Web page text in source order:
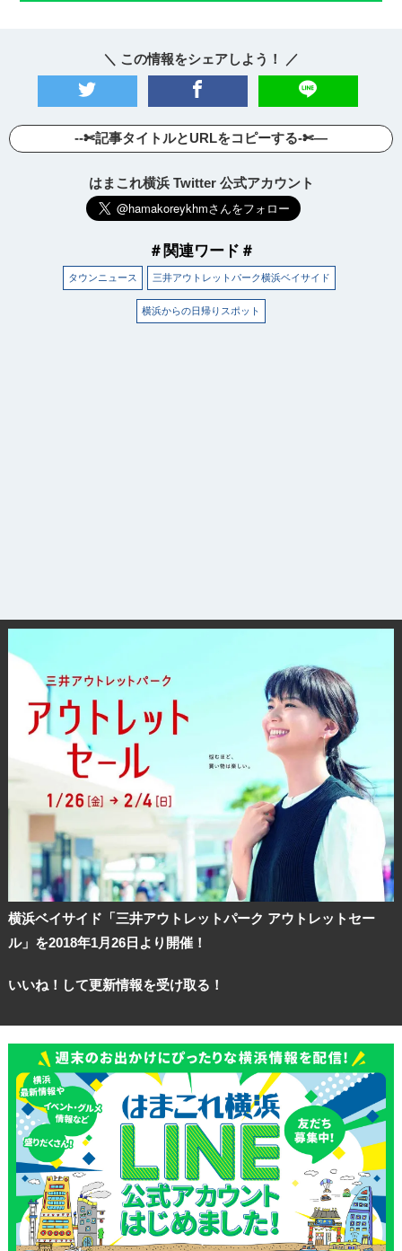
＼ この情報をシェアしよう！ ／
--✄記事タイトルとURLをコピーする-✄—
はまこれ横浜 Twitter 公式アカウント
＃関連ワード＃
タウンニュース 三井アウトレットパーク横浜ベイサイド
横浜からの日帰りスポット
横浜ベイサイド「三井アウトレットパーク アウトレットセー
ル」を2018年1月26日より開催！
いいね！して更新情報を受け取る！